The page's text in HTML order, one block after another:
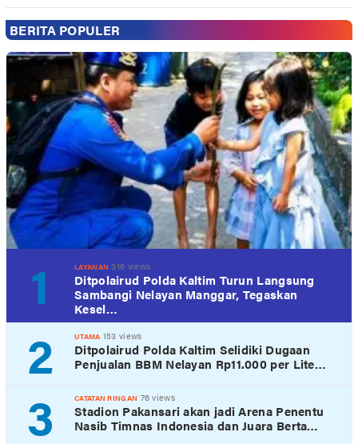
BERITA POPULER
1 LAYANAN 316 views
Ditpolairud Polda Kaltim Turun Langsung
Sambangi Nelayan Manggar, Tegaskan
Kesel…
2 UTAMA 153 views
Ditpolairud Polda Kaltim Selidiki Dugaan
Penjualan BBM Nelayan Rp11.000 per Lite…
3 CATATAN RINGAN 76 views
Stadion Pakansari akan jadi Arena Penentu
Nasib Timnas Indonesia dan Juara Berta…